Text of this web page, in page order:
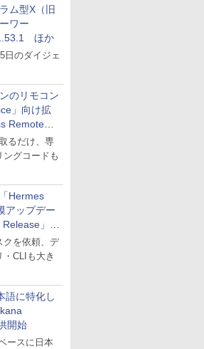
ム型X（旧
ワー
ほか
日のダイジェ
のリモコン
」向け拡
Remote」
るだけ、専
ングコードも
Hermes
アップデー
」が
クを依頼、デ
CLIも大き
語に特化し
開始
ースに日本